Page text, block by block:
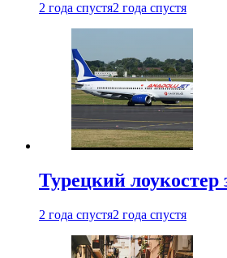
2 года спустя2 года спустя
Турецкий
2 года спустя2 года спустя